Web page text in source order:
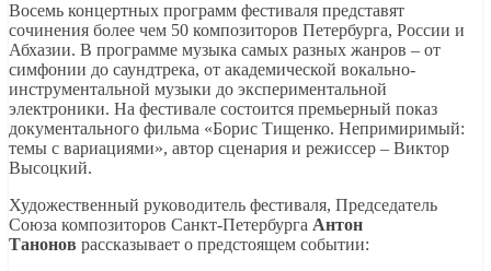
Восемь концертных программ фестиваля представят
сочинения более чем 50 композиторов Петербурга, России и
Абхазии. В программе музыка самых разных жанров – от
симфонии до саундтрека, от академической вокально-
инструментальной музыки до экспериментальной
электроники. На фестивале состоится премьерный показ
документального фильма «Борис Тищенко. Непримиримый:
темы с вариациями», автор сценария и режиссер – Виктор
Высоцкий.
Художественный руководитель фестиваля, Председатель
Союза композиторов Санкт-Петербурга Антон
Танонов рассказывает о предстоящем событии: